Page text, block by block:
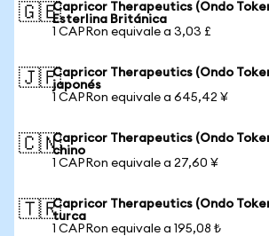
🇬🇧Capricor Therapeutics (Ondo
Esterlina Británica
1 CAPRon equivale a 3,03 £
🇯🇵Capricor Therapeutics (Ondo
japonés
1 CAPRon equivale a 645,42 ¥
🇨🇳Capricor Therapeutics (Ondo
chino
1 CAPRon equivale a 27,60 ¥
🇹🇷Capricor Therapeutics (Ondo
turca
1 CAPRon equivale a 195,08 ₺